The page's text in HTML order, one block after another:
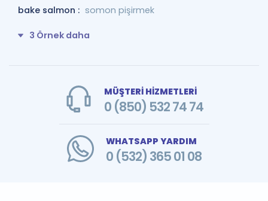
bake salmon : somon pişirmek
3 Örnek daha
MÜŞTERİ HİZMETLERİ
0 (850) 532 74 74
WHATSAPP YARDIM
0 (532) 365 01 08